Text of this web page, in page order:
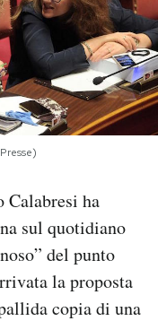
ha
sul quotidiano
del punto
la proposta
copia di una